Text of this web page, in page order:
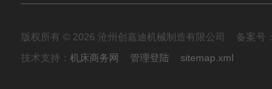
版权所有 © 2026 沧州创嘉迪机械制造有限公司 备案号：
技术支持： 机床商务网 管理登陆 sitemap.xml